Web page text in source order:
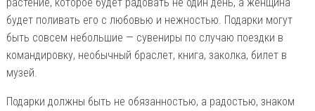
будет поливать его с любовью и нежностью. Подарки могут
быть совсем небольшие — сувениры по случаю поездки в
командировку, необычный браслет, книга, заколка, билет в
музей.
Подарки должны быть не обязанностью, а радостью, знаком